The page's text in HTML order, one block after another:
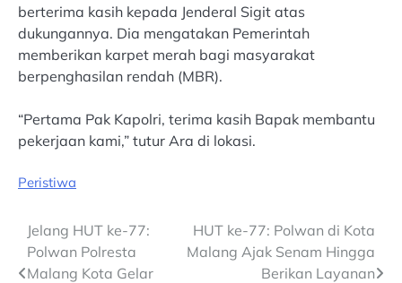
berterima kasih kepada Jenderal Sigit atas
dukungannya. Dia mengatakan Pemerintah
memberikan karpet merah bagi masyarakat
berpenghasilan rendah (MBR).
“Pertama Pak Kapolri, terima kasih Bapak membantu
pekerjaan kami,” tutur Ara di lokasi.
Peristiwa
Post
navigation
Jelang HUT ke-77:
Polwan Polresta
Malang Kota Gelar
HUT ke-77: Polwan di Kota
Malang Ajak Senam Hingga
Berikan Layanan